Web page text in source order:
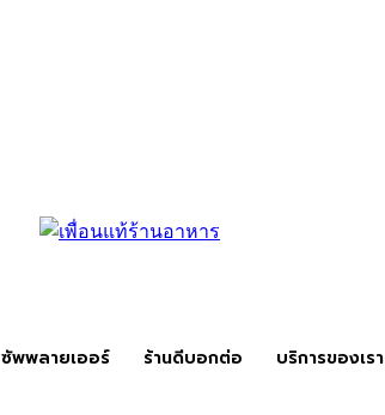
ซัพพลายเออร์ ร้านดีบอกต่อ บริการของเรา